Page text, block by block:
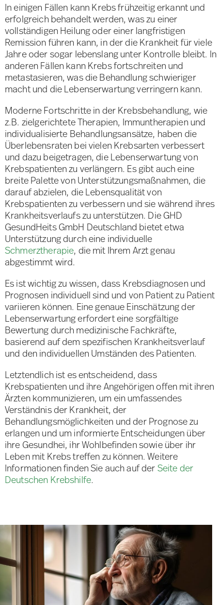
In einigen Fällen kann Krebs frühzeitig erkannt und
erfolgreich behandelt werden, was zu einer
vollständigen Heilung oder einer langfristigen
Remission führen kann, in der die Krankheit für viele
Jahre oder sogar lebenslang unter Kontrolle bleibt. In
anderen Fällen kann Krebs fortschreiten und
metastasieren, was die Behandlung schwieriger
macht und die Lebenserwartung verringern kann.
Moderne Fortschritte in der Krebsbehandlung, wie
z.B. zielgerichtete Therapien, Immuntherapien und
individualisierte Behandlungsansätze, haben die
Überlebensraten bei vielen Krebsarten verbessert
und dazu beigetragen, die Lebenserwartung von
Krebspatienten zu verlängern. Es gibt auch eine
breite Palette von Unterstützungsmaßnahmen, die
darauf abzielen, die Lebensqualität von
Krebspatienten zu verbessern und sie während ihres
Krankheitsverlaufs zu unterstützen. Die GHD
GesundHeits GmbH Deutschland bietet etwa
Unterstützung durch eine individuelle
Schmerztherapie, die mit Ihrem Arzt genau
abgestimmt wird.
Es ist wichtig zu wissen, dass Krebsdiagnosen und
Prognosen individuell sind und von Patient zu Patient
variieren können. Eine genaue Einschätzung der
Lebenserwartung erfordert eine sorgfältige
Bewertung durch medizinische Fachkräfte,
basierend auf dem spezifischen Krankheitsverlauf
und den individuellen Umständen des Patienten.
Letztendlich ist es entscheidend, dass
Krebspatienten und ihre Angehörigen offen mit ihren
Ärzten kommunizieren, um ein umfassendes
Verständnis der Krankheit, der
Behandlungsmöglichkeiten und der Prognose zu
erlangen und um informierte Entscheidungen über
ihre Gesundhei, ihr Wohlbefinden sowie über ihr
Leben mit Krebs treffen zu können. Weitere
Informationen finden Sie auch auf derSeite der
Deutschen Krebshilfe.